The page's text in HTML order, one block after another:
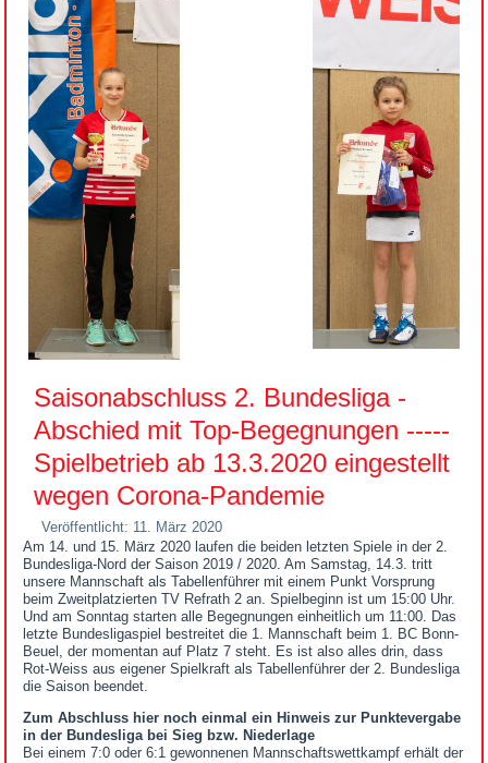
Saisonabschluss 2. Bundesliga -
Abschied mit Top-Begegnungen -----
Spielbetrieb ab 13.3.2020 eingestellt
wegen Corona-Pandemie
Veröffentlicht: 11. März 2020
Am 14. und 15. März 2020 laufen die beiden letzten Spiele in der 2.
Bundesliga-Nord der Saison 2019 / 2020. Am Samstag, 14.3. tritt
unsere Mannschaft als Tabellenführer mit einem Punkt Vorsprung
beim Zweitplatzierten TV Refrath 2 an. Spielbeginn ist um 15:00 Uhr.
Und am Sonntag starten alle Begegnungen einheitlich um 11:00. Das
letzte Bundesligaspiel bestreitet die 1. Mannschaft beim 1. BC Bonn-
Beuel, der momentan auf Platz 7 steht. Es ist also alles drin, dass
Rot-Weiss aus eigener Spielkraft als Tabellenführer der 2. Bundesliga
die Saison beendet.
Zum Abschluss hier noch einmal ein Hinweis zur Punktevergabe
in der Bundesliga bei Sieg bzw. Niederlage
Bei einem 7:0 oder 6:1 gewonnenen Mannschaftswettkampf erhält der